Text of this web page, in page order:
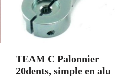
TEAM C Palonnier
20dents, simple en alu